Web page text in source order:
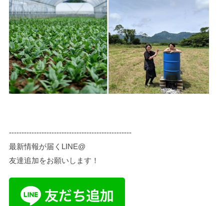
-------------------------------------------------
最新情報が届くLINE@
友達追加をお願いします！